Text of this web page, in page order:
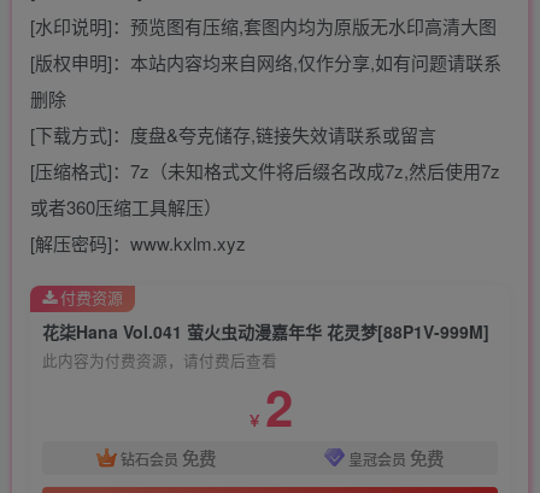
[水印说明]：预览图有压缩,套图内均为原版无水印高清大图
[版权申明]：本站内容均来自网络,仅作分享,如有问题请联系
删除
[下载方式]：度盘&夸克储存,链接失效请联系或留言
[压缩格式]：7z（未知格式文件将后缀名改成7z,然后使用7z
或者360压缩工具解压）
[解压密码]：www.kxlm.xyz
花柒Hana Vol.041 萤火虫动漫嘉年华 花灵梦[88P1V-999M]
此内容为付费资源，请付费后查看
￥ 2
钻石会员 免费 皇冠会员 免费
付费资源